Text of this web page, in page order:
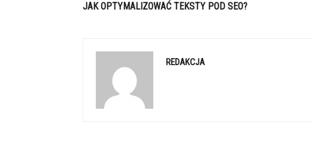
JAK OPTYMALIZOWAĆ TEKSTY POD SEO?
REDAKCJA